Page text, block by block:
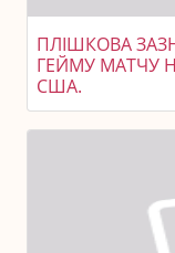
ПЛІШКОВА
ГЕЙМУ МАТЧУ
США.